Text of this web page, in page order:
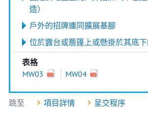
造）
戶外的招牌連同擴展基腳
位於露台或簷篷上或懸掛於其底
表格
MW03
MW04
跳至 項目詳情 呈交程序